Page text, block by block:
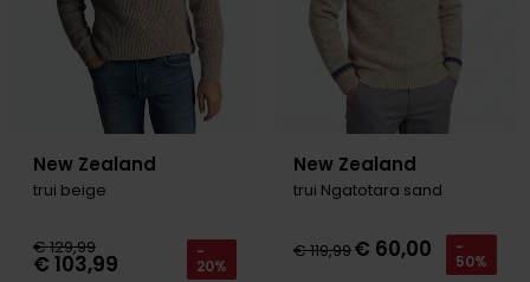
New Zealand
trui beige
€ 129,99
€ 103,99 -
20%
New Zealand
trui Ngatotara sand
€ 119,99€ 60,00 -
50%